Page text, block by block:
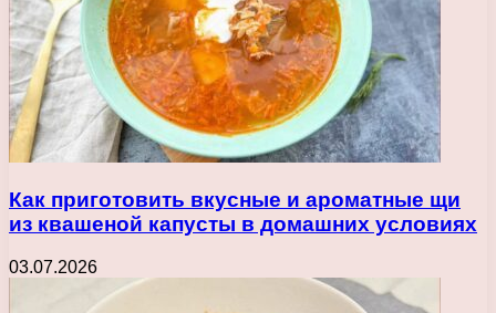
Как приготовить вкусные и ароматные щи
из квашеной капусты в домашних условиях
03.07.2026